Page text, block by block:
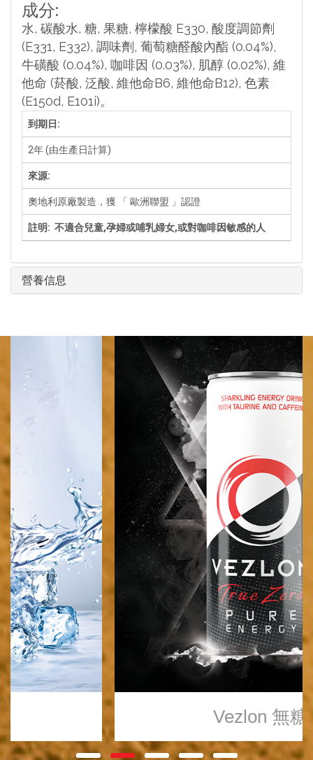
成分:
水, 碳酸水, 糖, 果糖, 檸檬酸 E330, 酸度調節劑
(E331, E332), 調味劑, 葡萄糖醛酸內酯 (0.04%),
牛磺酸 (0.04%), 咖啡因 (0.03%), 肌醇 (0.02%), 維
他命 (菸酸, 泛酸, 維他命B6, 維他命B12), 色素
(E150d, E101i)。
到期日:
2年 (由生產日計算)
來源:
奧地利原廠製造，獲 「 歐洲聯盟 」認證
註明: 不適合兒童,孕婦或哺乳婦女,或對咖啡因敏感的人
營養信息